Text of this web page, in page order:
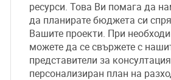
ресурси. Това Ви помага да
да планирате бюджета си
Вашите проекти. При
можете да се свържете с
представители за
персонализиран план на